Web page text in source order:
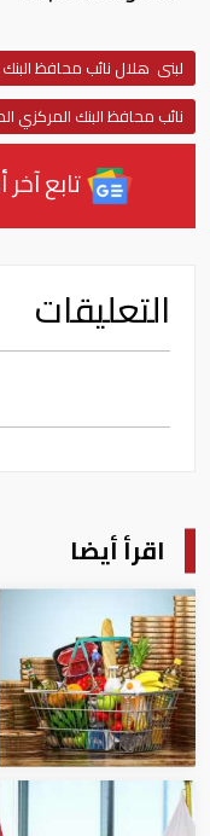
لبنى هلال نائب محافظ
نائب محافظ البنك المركزي
تابع
التعليقات
اقرأ أيضا